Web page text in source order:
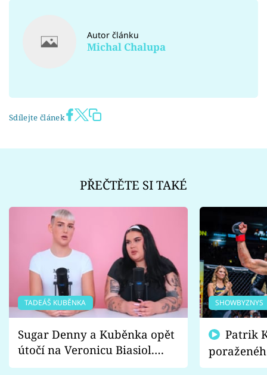
Autor článku
Michal Chalupa
Sdílejte článek
PŘEČTĚTE SI TAKÉ
TADEÁŠ KUBĚNKA
Sugar Denny a Kuběnka opět
útočí na Veronicu Biasiol.
Proč je podle nich falešná a
SHOWBYZNYS
fanoušci